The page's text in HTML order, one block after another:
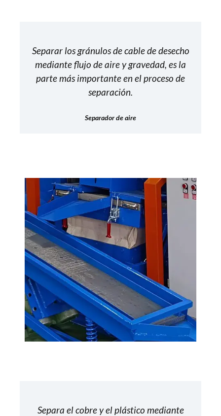
Separar los gránulos de cable de desecho
mediante flujo de aire y gravedad, es la
parte más importante en el proceso de
separación.
Separador de aire
Separa el cobre y el plástico mediante